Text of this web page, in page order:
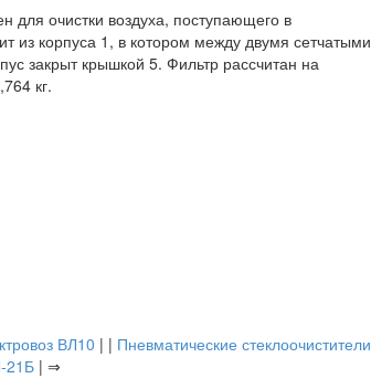
для очистки воздуха, поступающего в
из корпуса 1, в котором между двумя сетчатыми
закрыт крышкой 5. Фильтр рассчитан на
кг.
ВЛ10 | | Пневматические стеклоочистители
21Б | ⇒